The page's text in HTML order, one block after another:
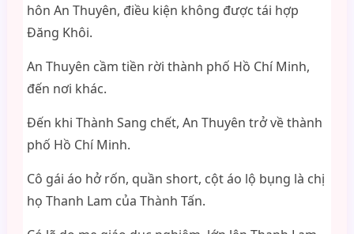
hôn An Thuyên, điều kiện không được tái hợp
Đăng Khôi.
An Thuyên cầm tiền rời thành phố Hồ Chí Minh,
đến nơi khác.
Đến khi Thành Sang chết, An Thuyên trở về thành
phố Hồ Chí Minh.
Cô gái áo hở rốn, quần short, cột áo lộ bụng là chị
họ Thanh Lam của Thành Tấn.